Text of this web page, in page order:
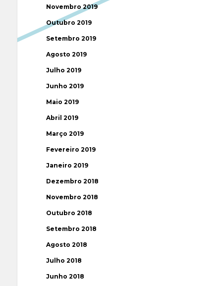
Novembro 2019
Outubro 2019
Setembro 2019
Agosto 2019
Julho 2019
Junho 2019
Maio 2019
Abril 2019
Março 2019
Fevereiro 2019
Janeiro 2019
Dezembro 2018
Novembro 2018
Outubro 2018
Setembro 2018
Agosto 2018
Julho 2018
Junho 2018